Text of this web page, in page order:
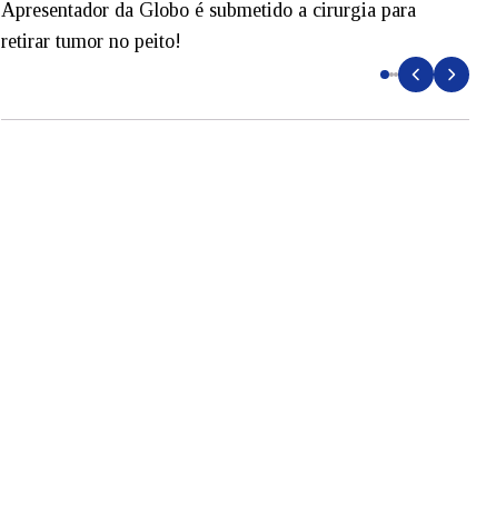
Apresentador da Globo é submetido a cirurgia para
retirar tumor no peito!